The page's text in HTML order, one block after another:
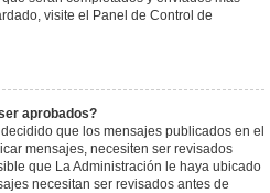
visite el Panel de Control de
aprobados?
que los mensajes publicados en el
mensajes, necesiten ser revisados
que La Administración le haya ubicado
necesitan ser revisados antes de